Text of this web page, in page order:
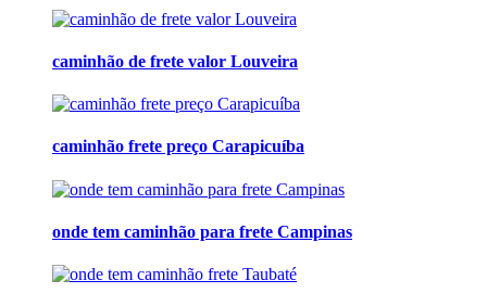
caminhão de frete valor Louveira
caminhão frete preço Carapicuíba
onde tem caminhão para frete Campinas